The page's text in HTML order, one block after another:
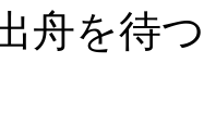
舟を待つ